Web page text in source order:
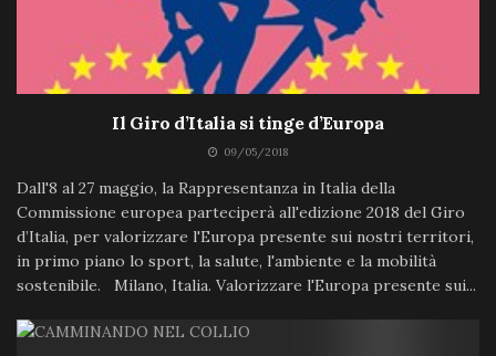
Il Giro d’Italia si tinge d’Europa
09/05/2018
Dall'8 al 27 maggio, la Rappresentanza in Italia della
Commissione europea parteciperà all'edizione 2018 del Giro
d’Italia, per valorizzare l'Europa presente sui nostri territori,
in primo piano lo sport, la salute, l'ambiente e la mobilità
sostenibile. Milano, Italia. Valorizzare l'Europa presente sui...